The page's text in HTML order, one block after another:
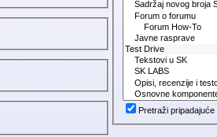
Pretraži pripadajuće